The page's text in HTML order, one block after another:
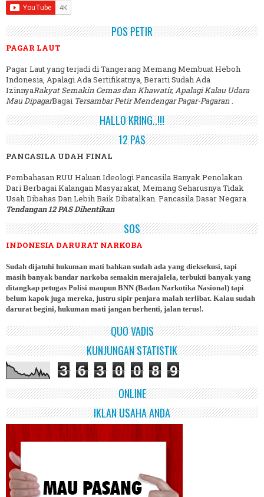
POS PETIR
PAGAR LAUT
Pagar Laut yang terjadi di Tangerang Memang Membuat Heboh
Indonesia, Apalagi Ada Sertifikatnya, Berarti Sudah Ada
IzinnyaRakyat Semakin Cemas dan Khawatir, Apalagi Kalau Udara
Mau DipagarBagai Tersambar Petir Mendengar Pagar-Pagaran.
HALLO KRING..!!!
12 PAS
PANCASILA UDAH FINAL
Pembahasan RUU Haluan Ideologi Pancasila Banyak Penolakan
Dari Berbagai Kalangan Masyarakat, Memang Seharusnya Tidak
Usah Dibahas Dan Lebih Baik Dibatalkan. Pancasila Dasar Negara.
Tendangan 12 PAS Dihentikan
SOS
INDONESIA DARURAT NARKOBA
Sudah dijatuhi hukuman mati bahkan sudah ada yang dieksekusi, tapi
masih banyak bandar narkoba semakin merajalela, terbukti banyak yang
ditangkap petugas Polisi maupun BNN (Badan Narkotika Nasional) tapi
belum kapok juga mereka, justru sipir penjara malah terlibat. Kalau sudah
darurat begini, hukuman mati jangan berhenti, jalan terus!.
QUO VADIS
KUNJUNGAN STATISTIK
3 6 3 0 0 8 9
ONLINE
IKLAN USAHA ANDA